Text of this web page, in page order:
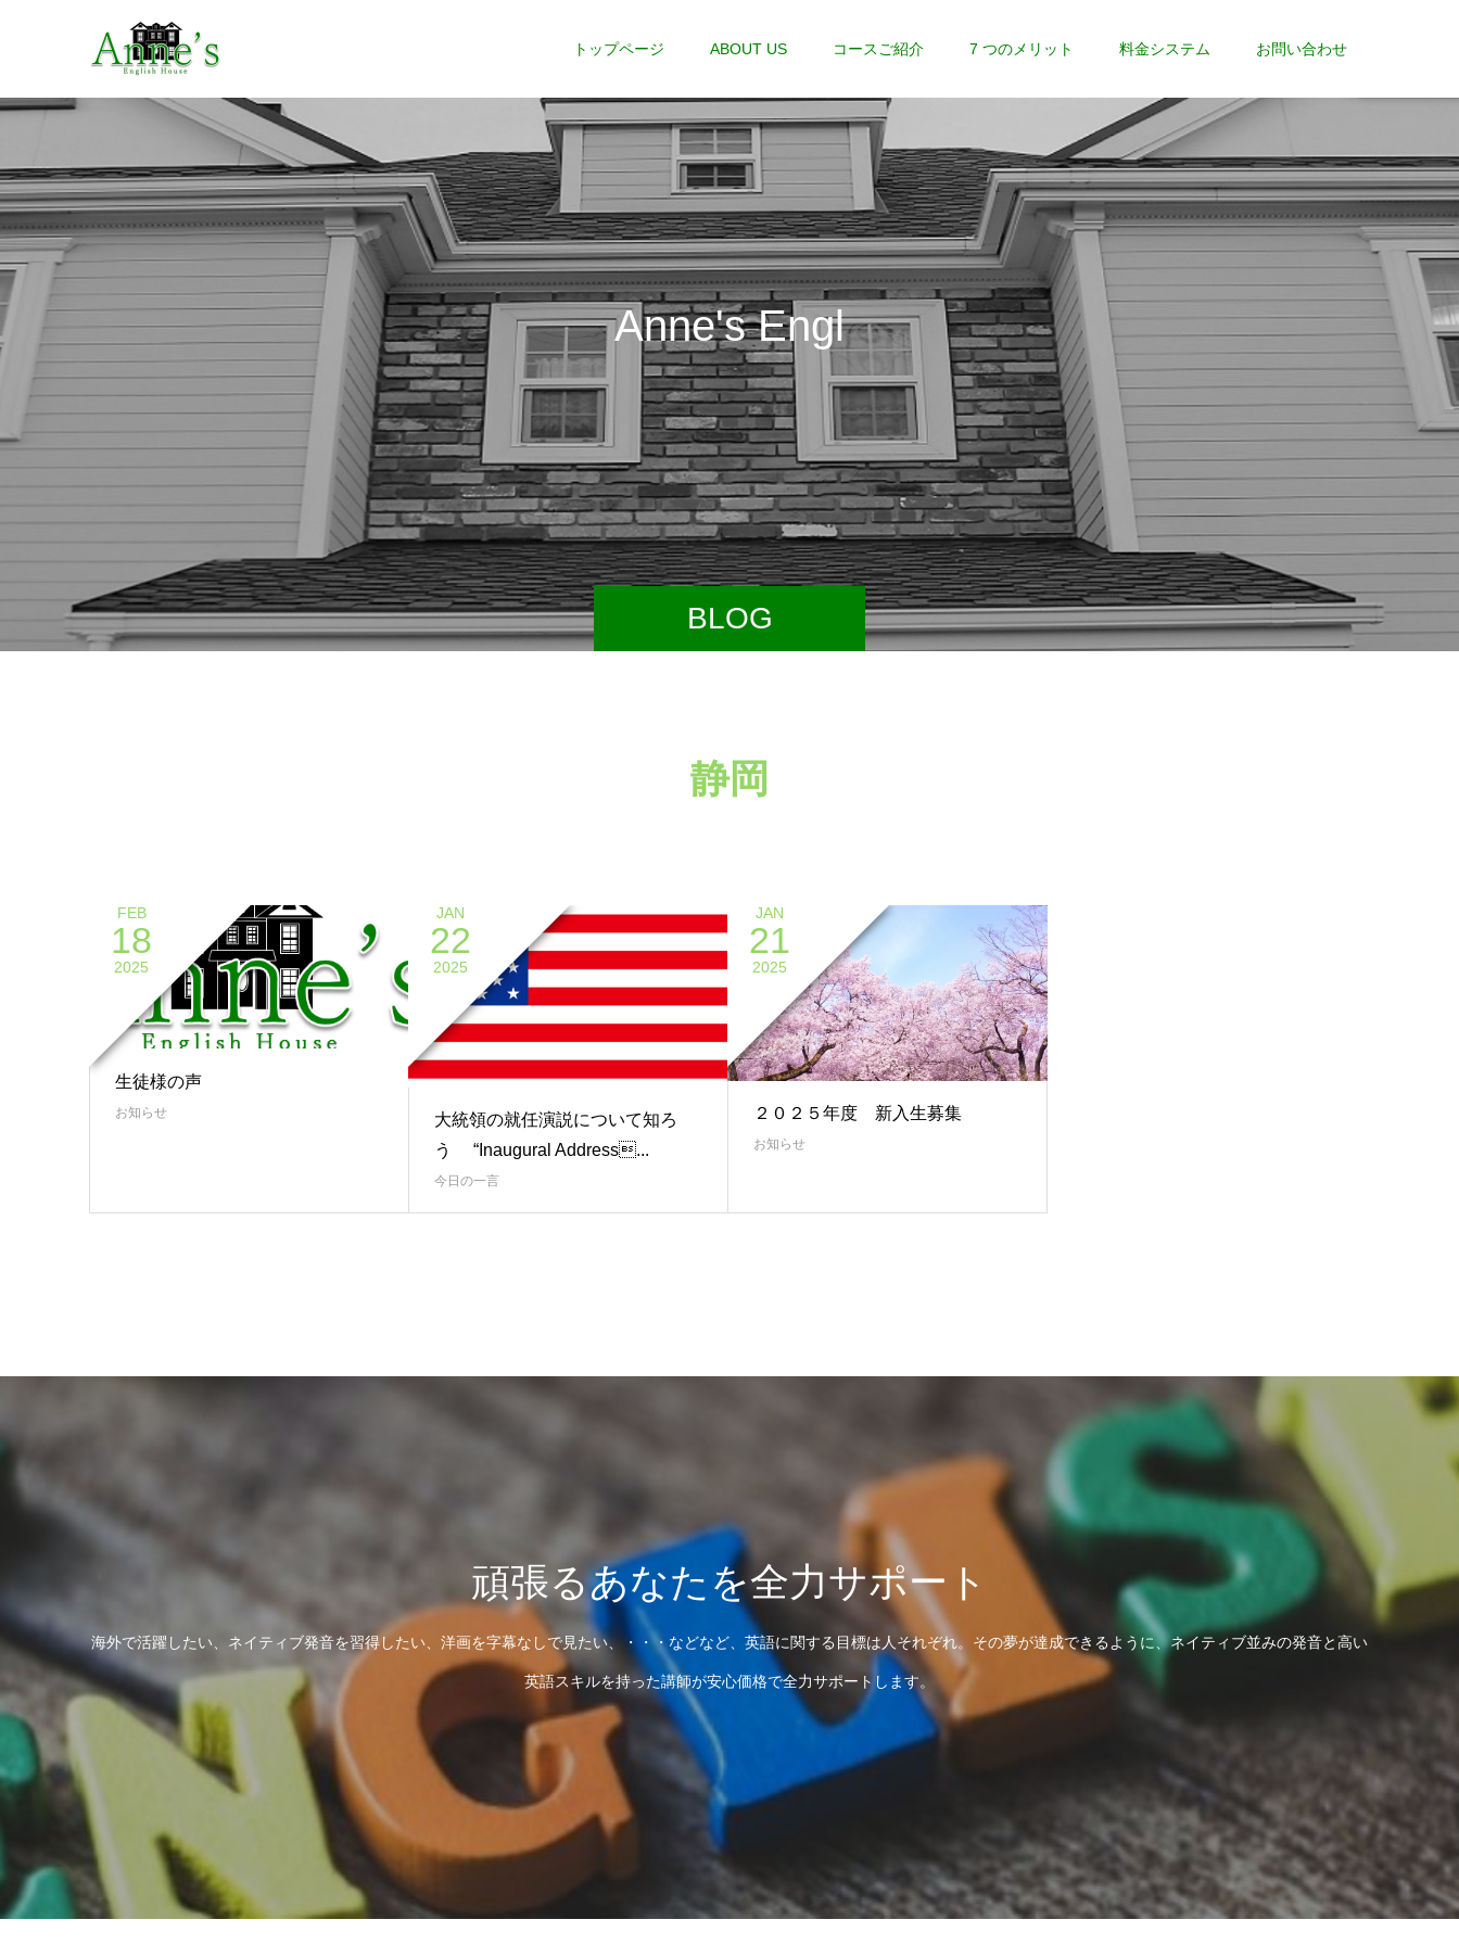
トップページ ABOUT US コースご紹介 7 つのメリット 料金システム お問い合わせ
BLOG
Anne's English Ho
静岡
FEB
18
2025
生徒様の声
お知らせ
JAN
22
2025
大統領の就任演説について知ろ
う “Inaugural Address...
今日の一言
JAN
21
2025
２０２５年度 新入生募集
お知らせ
頑張るあなたを全力サポート
海外で活躍したい、ネイティブ発音を習得したい、洋画を字幕なしで見たい、・・・などなど、英語に関する目標は人それぞれ。その夢が達成できるように、ネイティブ並みの発音と高い
英語スキルを持った講師が安心価格で全力サポートします。